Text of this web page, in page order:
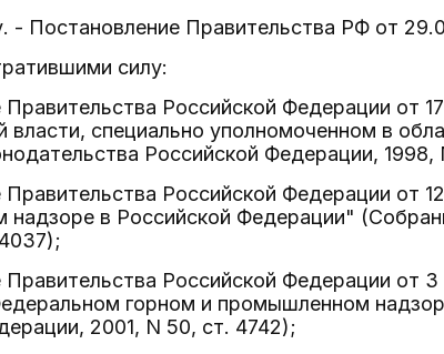
- Постановление Правительства РФ от
силу:
Правительства Российской Федерации от
власти, специально уполномоченном в
Российской Федерации, 1998,
Российской Федерации от
надзоре в Российской Федерации"
Правительства Российской Федерации от
горном и промышленном
2001, N 50, ст. 4742);